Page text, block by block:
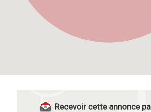
Recevoir cette annonce